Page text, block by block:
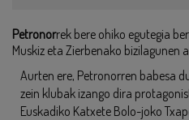
Petronorrek bere ohiko egutegia
Muskiz eta Zierbenako bizilagunen
Aurten ere, Petronorren babesa
zein klubak izango dira
Euskadiko Katxete Bolo-joko